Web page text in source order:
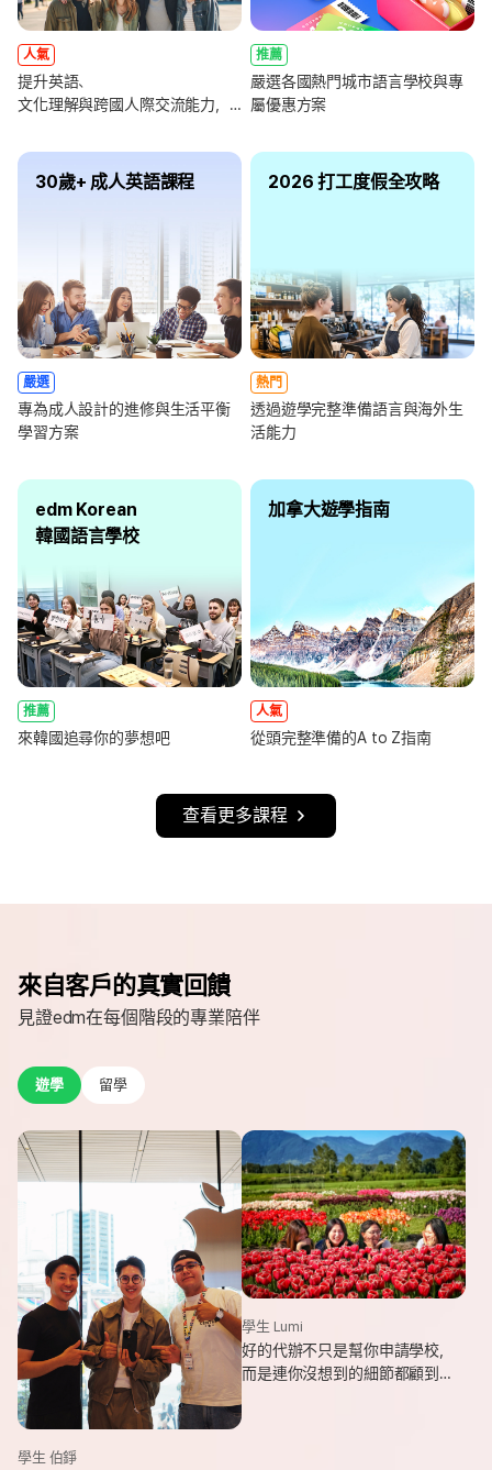
人氣
提升英語、
文化理解與跨國人際交流能力，
推薦
嚴選各國熱門城市語言學校與專
屬優惠方案
30歲+ 成人英語課程
嚴選
專為成人設計的進修與生活平衡
學習方案
2026 打工度假全攻略
熱門
透過遊學完整準備語言與海外生
活能力
edm Korean
韓國語言學校
推薦
來韓國追尋你的夢想吧
加拿大遊學指南
人氣
從頭完整準備的A to Z指南
查看更多課程
來自客戶的真實回饋
見證edm在每個階段的專業陪伴
遊學 留學
學生 伯錚
學生 Lumi
好的代辦不只是幫你申請學校，
而是連你沒想到的細節都顧到